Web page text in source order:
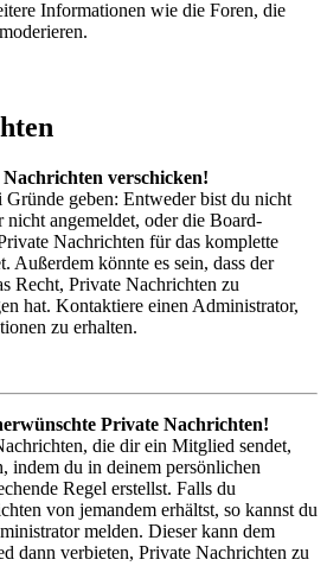
Informationen wie die Foren, die
verschicken!
geben: Entweder bist du nicht
nicht angemeldet, oder die Board-
Nachrichten für das komplette
Außerdem könnte es sein, dass der
Recht, Private Nachrichten zu
hat. Kontaktiere einen Administrator,
zu erhalten.
Private Nachrichten!
die dir ein Mitglied sendet,
indem du in deinem persönlichen
Regel erstellst. Falls du
von jemandem erhältst, so kannst du
melden. Dieser kann dem
dann verbieten, Private Nachrichten zu